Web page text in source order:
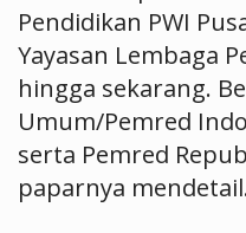
Pendidikan PWI
Yayasan Lembaga
hingga sekarang.
Umum/Pemred
serta Pemred
paparnya